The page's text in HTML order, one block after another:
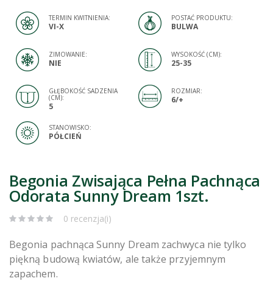
TERMIN KWITNIENIA:
VI-X
POSTAĆ PRODUKTU:
BULWA
ZIMOWANIE:
NIE
WYSOKOŚĆ (CM):
25-35
GŁĘBOKOŚĆ SADZENIA
(CM):
5
ROZMIAR:
6/+
STANOWISKO:
PÓŁCIEŃ
Begonia Zwisająca Pełna Pachnąca
Odorata Sunny Dream 1szt.
0 recenzja(i)
Begonia pachnąca Sunny Dream zachwyca nie tylko
piękną budową kwiatów, ale także przyjemnym
zapachem.